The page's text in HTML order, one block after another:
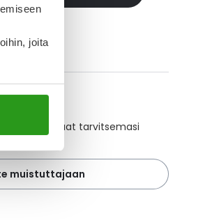
joita
että tilaat tarvitsemasi
muistuttajaan